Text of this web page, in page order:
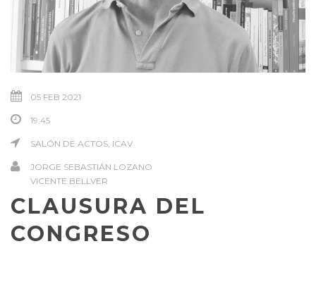
05 FEB 2021
19:45
SALÓN DE ACTOS, ICAV
JORGE SEBASTIÁN LOZANO
VICENTE BELLVER
CLAUSURA DEL
CONGRESO